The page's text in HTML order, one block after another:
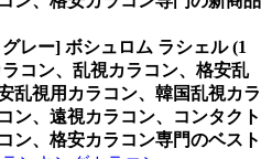
レー] ボシュロム ラシェル (1
コン、乱視カラコン、格安乱
乱視用カラコン、韓国乱視カラ
ン、遠視カラコン、コンタクト
ン、格安カラコン専門のベスト